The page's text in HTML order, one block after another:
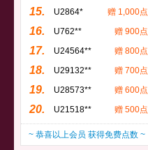
15. U2864* 赠 1,000点
16. U762** 赠 900点
17. U24564** 赠 800点
18. U29132** 赠 700点
19. U28573** 赠 600点
20. U21518** 赠 500点
~ 恭喜以上会员 获得免费点数 ~